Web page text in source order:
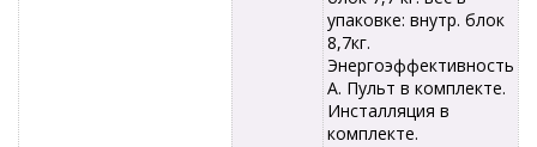
упаковке: внутр. блок
8,7кг.
Энергоэффективность
А. Пульт в комплекте.
Инсталляция в
комплекте.